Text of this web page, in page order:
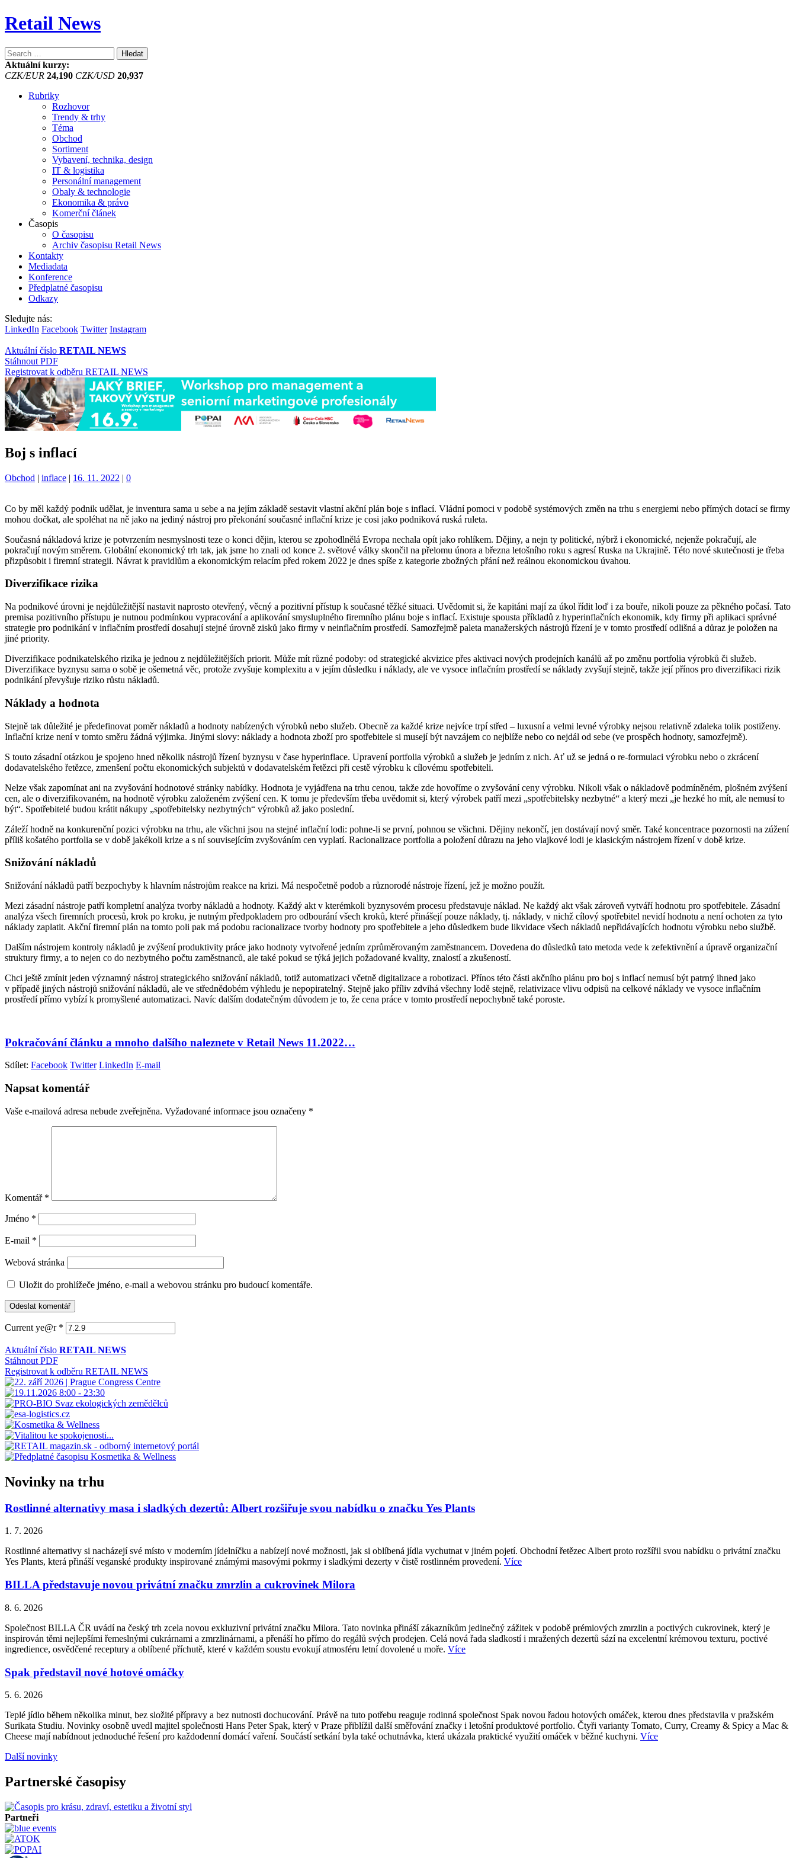
Retail News
Vyhledávání
Aktuální kurzy:
CZK/EUR 24,190 CZK/USD 20,937
Rubriky
Rozhovor
Trendy & trhy
Téma
Obchod
Sortiment
Vybavení, technika, design
IT & logistika
Personální management
Obaly & technologie
Ekonomika & právo
Komerční článek
Časopis
O časopisu
Archiv časopisu Retail News
Kontakty
Mediadata
Konference
Předplatné časopisu
Odkazy
Sledujte nás:
LinkedIn Facebook Twitter Instagram
Aktuální číslo RETAIL NEWS
Stáhnout PDF
Registrovat k odběru RETAIL NEWS
Boj s inflací
Kategorie:
Obchod | Štítky:
inflace | 16. 11. 2022 | 0
Co by měl každý podnik udělat, je inventura sama u sebe a na jejím základě sestavit vlastní akční plán boje s inflací. Vládní pomoci v podobě systémových změn na trhu s energiemi nebo přímých dotací se firmy
mohou dočkat, ale spoléhat na ně jako na jediný nástroj pro překonání současné inflační krize je cosi jako podniková ruská ruleta.
Současná nákladová krize je potvrzením nesmyslnosti teze o konci dějin, kterou se zpohodlnělá Evropa nechala opít jako rohlíkem. Dějiny, a nejn ty politické, nýbrž i ekonomické, nejenže pokračují, ale
pokračují novým směrem. Globální ekonomický trh tak, jak jsme ho znali od konce 2. světové války skončil na přelomu února a března letošního roku s agresí Ruska na Ukrajině. Této nové skutečnosti je třeba
přizpůsobit i firemní strategii. Návrat k pravidlům a ekonomickým relacím před rokem 2022 je dnes spíše z kategorie zbožných přání než reálnou ekonomickou úvahou.
Diverzifikace rizika
Na podnikové úrovni je nejdůležitější nastavit naprosto otevřený, věcný a pozitivní přístup k současné těžké situaci. Uvědomit si, že kapitáni mají za úkol řídit loď i za bouře, nikoli pouze za pěkného počasí. Tato
premisa pozitivního přístupu je nutnou podmínkou vypracování a aplikování smysluplného firemního plánu boje s inflací. Existuje spousta příkladů z hyperinflačních ekonomik, kdy firmy při aplikaci správné
strategie pro podnikání v inflačním prostředí dosahují stejné úrovně zisků jako firmy v neinflačním prostředí. Samozřejmě paleta manažerských nástrojů řízení je v tomto prostředí odlišná a důraz je položen na
jiné priority.
Diverzifikace podnikatelského rizika je jednou z nejdůležitějších priorit. Může mít různé podoby: od strategické akvizice přes aktivaci nových prodejních kanálů až po změnu portfolia výrobků či služeb.
Diverzifikace byznysu sama o sobě je ošemetná věc, protože zvyšuje komplexitu a v jejím důsledku i náklady, ale ve vysoce inflačním prostředí se náklady zvyšují stejně, takže její přínos pro diverzifikaci rizik
podnikání převyšuje riziko růstu nákladů.
Náklady a hodnota
Stejně tak důležité je předefinovat poměr nákladů a hodnoty nabízených výrobků nebo služeb. Obecně za každé krize nejvíce trpí střed – luxusní a velmi levné výrobky nejsou relativně zdaleka tolik postiženy.
Inflační krize není v tomto směru žádná výjimka. Jinými slovy: náklady a hodnota zboží pro spotřebitele si musejí být navzájem co nejblíže nebo co nejdál od sebe (ve prospěch hodnoty, samozřejmě).
S touto zásadní otázkou je spojeno hned několik nástrojů řízení byznysu v čase hyperinflace. Upravení portfolia výrobků a služeb je jedním z nich. Ať už se jedná o re-formulaci výrobku nebo o zkrácení
dodavatelského řetězce, zmenšení počtu ekonomických subjektů v dodavatelském řetězci při cestě výrobku k cílovému spotřebiteli.
Nelze však zapomínat ani na zvyšování hodnotové stránky nabídky. Hodnota je vyjádřena na trhu cenou, takže zde hovoříme o zvyšování ceny výrobku. Nikoli však o nákladově podmíněném, plošném zvýšení
cen, ale o diverzifikovaném, na hodnotě výrobku založeném zvýšení cen. K tomu je především třeba uvědomit si, který výrobek patří mezi „spotřebitelsky nezbytné“ a který mezi „je hezké ho mít, ale nemusí to
být“. Spotřebitelé budou krátit nákupy „spotřebitelsky nezbytných“ výrobků až jako poslední.
Záleží hodně na konkurenční pozici výrobku na trhu, ale všichni jsou na stejné inflační lodi: pohne-li se první, pohnou se všichni. Dějiny nekončí, jen dostávají nový směr. Také koncentrace pozornosti na zúžení
příliš košatého portfolia se v době jakékoli krize a s ní souvisejícím zvyšováním cen vyplatí. Racionalizace portfolia a položení důrazu na jeho vlajkové lodi je klasickým nástrojem řízení v době krize.
Snižování nákladů
Snižování nákladů patří bezpochyby k hlavním nástrojům reakce na krizi. Má nespočetně podob a různorodé nástroje řízení, jež je možno použít.
Mezi zásadní nástroje patří kompletní analýza tvorby nákladů a hodnoty. Každý akt v kterémkoli byznysovém procesu představuje náklad. Ne každý akt však zároveň vytváří hodnotu pro spotřebitele. Zásadní
analýza všech firemních procesů, krok po kroku, je nutným předpokladem pro odbourání všech kroků, které přinášejí pouze náklady, tj. náklady, v nichž cílový spotřebitel nevidí hodnotu a není ochoten za tyto
náklady zaplatit. Akční firemní plán na tomto poli pak má podobu racionalizace tvorby hodnoty pro spotřebitele a jeho důsledkem bude likvidace všech nákladů nepřidávajících hodnotu výrobku nebo službě.
Dalším nástrojem kontroly nákladů je zvýšení produktivity práce jako hodnoty vytvořené jedním zprůměrovaným zaměstnancem. Dovedena do důsledků tato metoda vede k zefektivnění a úpravě organizační
struktury firmy, a to nejen co do nezbytného počtu zaměstnanců, ale také pokud se týká jejich požadované kvality, znalostí a zkušeností.
Chci ještě zmínit jeden významný nástroj strategického snižování nákladů, totiž automatizaci včetně digitalizace a robotizaci. Přínos této části akčního plánu pro boj s inflací nemusí být patrný ihned jako
v případě jiných nástrojů snižování nákladů, ale ve střednědobém výhledu je nepopiratelný. Stejně jako příliv zdvihá všechny lodě stejně, relativizace vlivu odpisů na celkové náklady ve vysoce inflačním
prostředí přímo vybízí k promyšlené automatizaci. Navíc dalším dodatečným důvodem je to, že cena práce v tomto prostředí nepochybně také poroste.
Pokračování článku a mnoho dalšího naleznete v Retail News 11.2022…
Sdílet: Facebook Twitter LinkedIn E-mail
Napsat komentář
Vaše e-mailová adresa nebude zveřejněna. Vyžadované informace jsou označeny *
Komentář *
Jméno *
E-mail *
Webová stránka
Uložit do prohlížeče jméno, e-mail a webovou stránku pro budoucí komentáře.
Current ye@r *
Aktuální číslo RETAIL NEWS
Stáhnout PDF
Registrovat k odběru RETAIL NEWS
Novinky na trhu
Rostlinné alternativy masa i sladkých dezertů: Albert rozšiřuje svou nabídku o značku Yes Plants
1. 7. 2026
Rostlinné alternativy si nacházejí své místo v moderním jídelníčku a nabízejí nové možnosti, jak si oblíbená jídla vychutnat v jiném pojetí. Obchodní řetězec Albert proto rozšířil svou nabídku o privátní značku
Yes Plants, která přináší veganské produkty inspirované známými masovými pokrmy i sladkými dezerty v čistě rostlinném provedení. Více
BILLA představuje novou privátní značku zmrzlin a cukrovinek Milora
8. 6. 2026
Společnost BILLA ČR uvádí na český trh zcela novou exkluzivní privátní značku Milora. Tato novinka přináší zákazníkům jedinečný zážitek v podobě prémiových zmrzlin a poctivých cukrovinek, který je
inspirován těmi nejlepšími řemeslnými cukrárnami a zmrzlinárnami, a přenáší ho přímo do regálů svých prodejen. Celá nová řada sladkostí i mražených dezertů sází na excelentní krémovou texturu, poctivé
ingredience, osvědčené receptury a oblíbené příchutě, které v každém soustu evokují atmosféru letní dovolené u moře. Více
Spak představil nové hotové omáčky
5. 6. 2026
Teplé jídlo během několika minut, bez složité přípravy a bez nutnosti dochucování. Právě na tuto potřebu reaguje rodinná společnost Spak novou řadou hotových omáček, kterou dnes představila v pražském
Surikata Studiu. Novinky osobně uvedl majitel společnosti Hans Peter Spak, který v Praze přiblížil další směřování značky i letošní produktové portfolio. Čtyři varianty Tomato, Curry, Creamy & Spicy a Mac &
Cheese mají nabídnout jednoduché řešení pro každodenní domácí vaření. Součástí setkání byla také ochutnávka, která ukázala praktické využití omáček v běžné kuchyni. Více
Další novinky
Partnerské časopisy
Partneři